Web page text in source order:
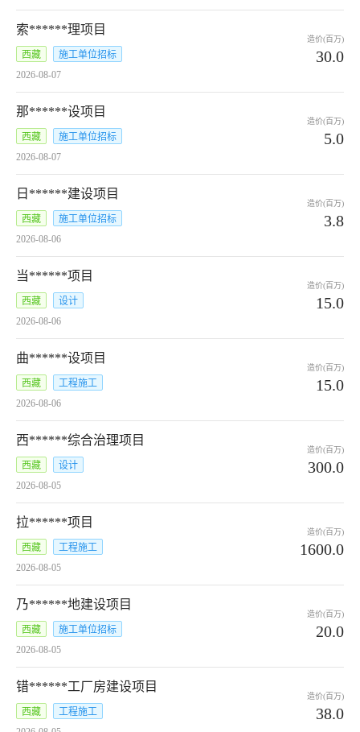
索******理项目
西藏
施工单位招标
2026-08-07
造价(百万)
30.0
那******设项目
西藏
施工单位招标
2026-08-07
造价(百万)
5.0
日******建设项目
西藏
施工单位招标
2026-08-06
造价(百万)
3.8
当******项目
西藏
设计
2026-08-06
造价(百万)
15.0
曲******设项目
西藏
工程施工
2026-08-06
造价(百万)
15.0
西******综合治理项目
西藏
设计
2026-08-05
造价(百万)
300.0
拉******项目
西藏
工程施工
2026-08-05
造价(百万)
1600.0
乃******地建设项目
西藏
施工单位招标
2026-08-05
造价(百万)
20.0
错******工厂房建设项目
西藏
工程施工
造价(百万)
38.0